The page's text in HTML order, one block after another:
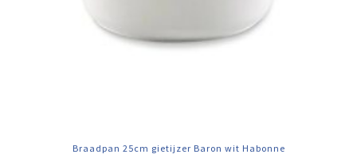
Braadpan 25cm gietijzer Baron wit Habonne